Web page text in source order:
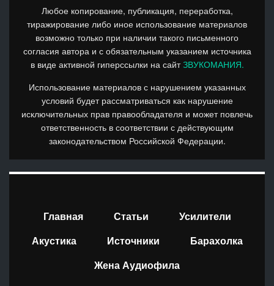
Любое копирование, публикация, переработка,
тиражирование либо иное использование материалов
возможно только при наличии такого письменного
согласия автора и с обязательным указанием источника
в виде активной гиперссылки на сайтЗВУКОМАНИЯ.
Использование материалов с нарушением указанных
условий будет рассматриваться как нарушение
исключительных прав правообладателя и может повлечь
ответственность в соответствии с действующим
законодательством Российской Федерации.
Главная Статьи
Усилители
Акустика
Источники
Барахолка
Жена Аудиофила